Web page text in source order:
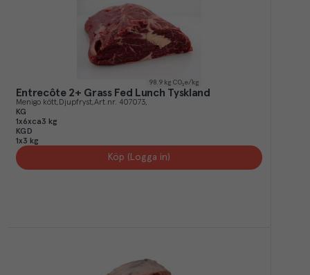
98.9 kg CO₂e/kg
Entrecôte 2+ Grass Fed Lunch Tyskland
Menigo kött Djupfryst Art.nr. 407073
KG
1x6xca3 kg
KGD
1x3 kg
Köp (Logga in)